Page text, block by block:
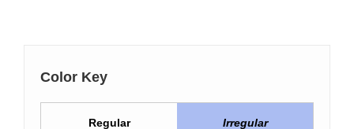
Color Key
Regular Irregular